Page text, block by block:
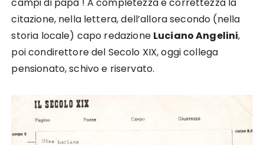
citazione, nella lettera, dell’allora secondo (nella
storia locale) capo redazione Luciano Angelini,
poi condirettore del Secolo XIX, oggi collega
pensionato, schivo e riservato.